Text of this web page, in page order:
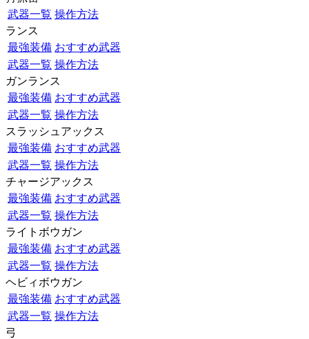
武器一覧 操作方法
ランス
最強装備 おすすめ武器
武器一覧 操作方法
ガンランス
最強装備 おすすめ武器
武器一覧 操作方法
スラッシュアックス
最強装備 おすすめ武器
武器一覧 操作方法
チャージアックス
最強装備 おすすめ武器
武器一覧 操作方法
ライトボウガン
最強装備 おすすめ武器
武器一覧 操作方法
ヘビィボウガン
最強装備 おすすめ武器
武器一覧 操作方法
弓